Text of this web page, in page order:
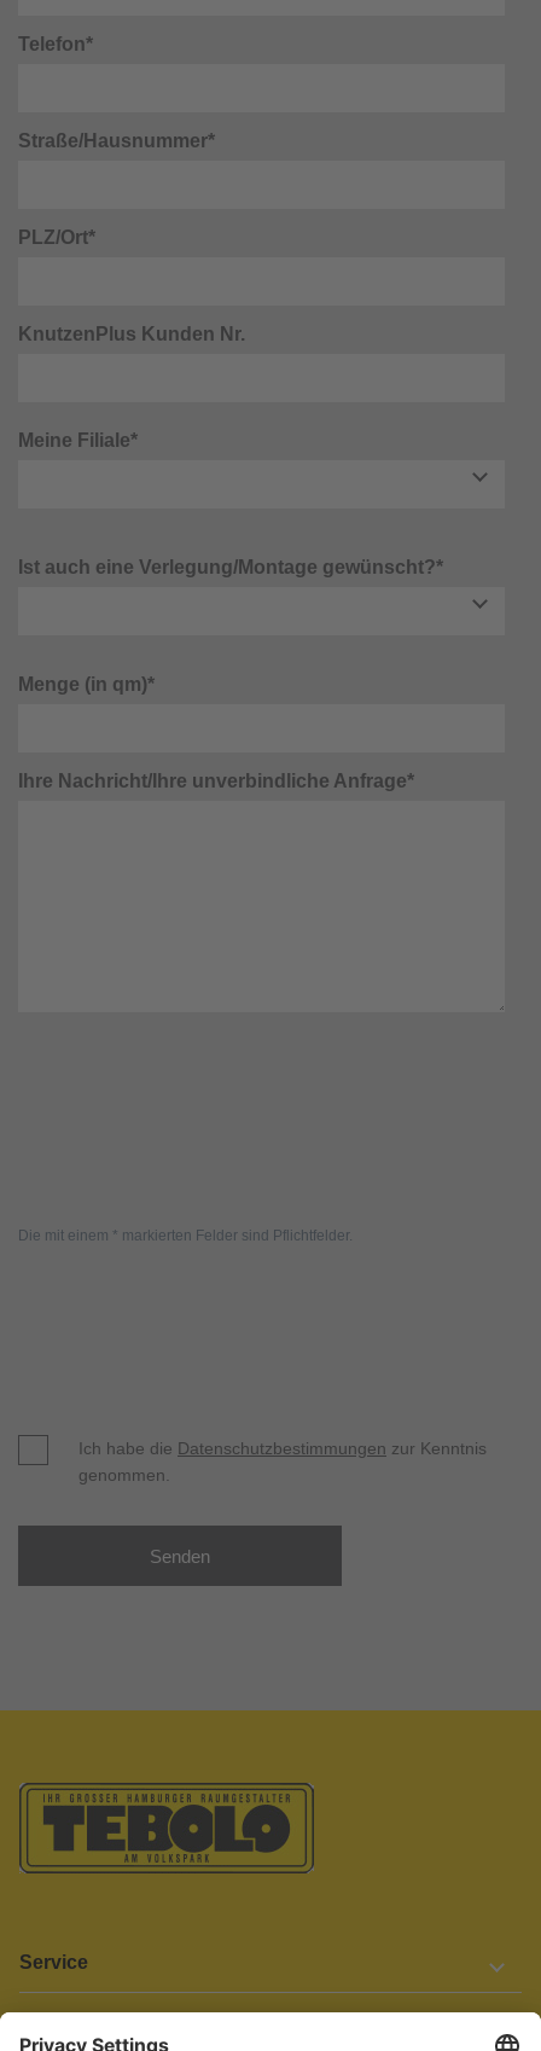
Telefon*
Straße/Hausnummer*
PLZ/Ort*
KnutzenPlus Kunden Nr.
Meine Filiale*
Ist auch eine Verlegung/Montage gewünscht?*
Menge (in qm)*
Ihre Nachricht/Ihre unverbindliche Anfrage*
Die mit einem * markierten Felder sind Pflichtfelder.
Ich habe die Datenschutzbestimmungen zur Kenntnis
genommen.
Senden
Service
Informationen